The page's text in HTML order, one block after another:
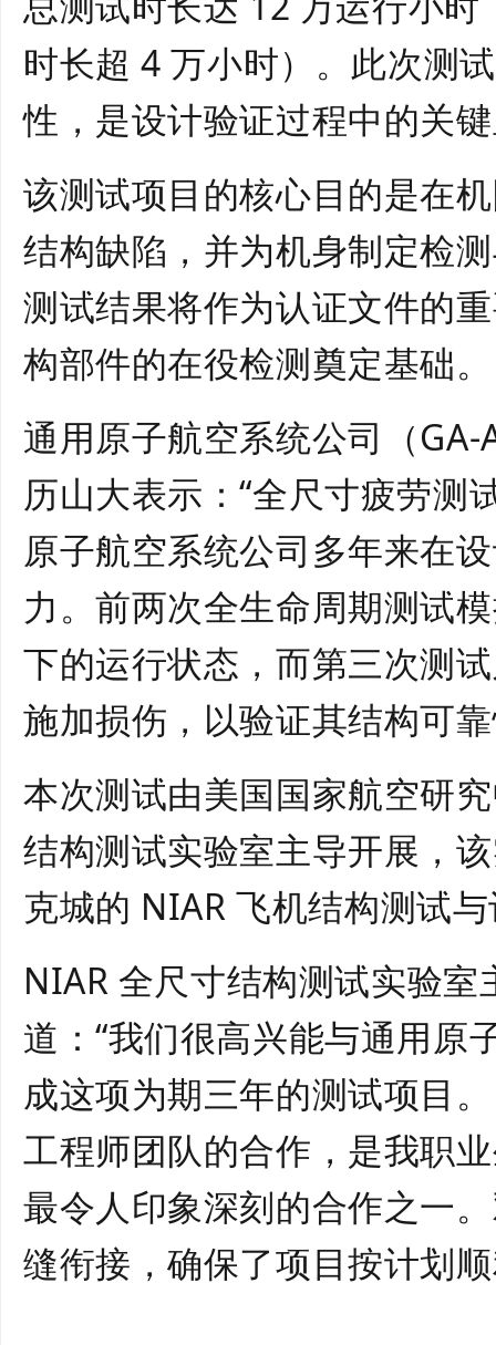
时长超 4 万小时）。此次测
性，是设计验证过程中的关
该测试项目的核心目的是在
结构缺陷，并为机身制定检
测试结果将作为认证文件的
构部件的在役检测奠定基础。
通用原子航空系统公司（
历山大表示：“全尺寸疲劳测
原子航空系统公司多年来在
力。前两次全生命周期测试
下的运行状态，而第三次测
施加损伤，以验证其结构可
本次测试由美国国家航空研
结构测试实验室主导开展，
克城的 NIAR 飞机结构测试
NIAR 全尺寸结构测试实验
道：“我们很高兴能与通用原
成这项为期三年的测试项目
工程师团队的合作，是我职
最令人印象深刻的合作之一
缝衔接，确保了项目按计划